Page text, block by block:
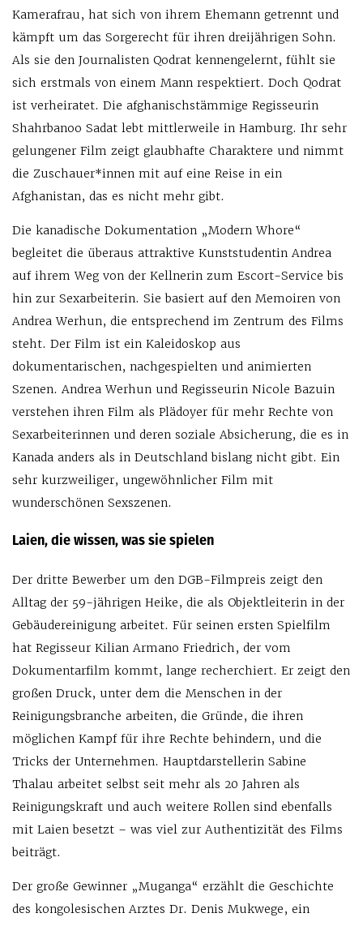
Kamerafrau, hat sich von ihrem Ehemann getrennt und
kämpft um das Sorgerecht für ihren dreijährigen Sohn.
Als sie den Journalisten Qodrat kennengelernt, fühlt sie
sich erstmals von einem Mann respektiert. Doch Qodrat
ist verheiratet. Die afghanischstämmige Regisseurin
Shahrbanoo Sadat lebt mittlerweile in Hamburg. Ihr sehr
gelungener Film zeigt glaubhafte Charaktere und nimmt
die Zuschauer*innen mit auf eine Reise in ein
Afghanistan, das es nicht mehr gibt.
Die kanadische Dokumentation „Modern Whore“
begleitet die überaus attraktive Kunststudentin Andrea
auf ihrem Weg von der Kellnerin zum Escort-Service bis
hin zur Sexarbeiterin. Sie basiert auf den Memoiren von
Andrea Werhun, die entsprechend im Zentrum des Films
steht. Der Film ist ein Kaleidoskop aus
dokumentarischen, nachgespielten und animierten
Szenen. Andrea Werhun und Regisseurin Nicole Bazuin
verstehen ihren Film als Plädoyer für mehr Rechte von
Sexarbeiterinnen und deren soziale Absicherung, die es in
Kanada anders als in Deutschland bislang nicht gibt. Ein
sehr kurzweiliger, ungewöhnlicher Film mit
wunderschönen Sexszenen.
Laien, die wissen, was sie spielen
Der dritte Bewerber um den DGB-Filmpreis zeigt den
Alltag der 59-jährigen Heike, die als Objektleiterin in der
Gebäudereinigung arbeitet. Für seinen ersten Spielfilm
hat Regisseur Kilian Armano Friedrich, der vom
Dokumentarfilm kommt, lange recherchiert. Er zeigt den
großen Druck, unter dem die Menschen in der
Reinigungsbranche arbeiten, die Gründe, die ihren
möglichen Kampf für ihre Rechte behindern, und die
Tricks der Unternehmen. Hauptdarstellerin Sabine
Thalau arbeitet selbst seit mehr als 20 Jahren als
Reinigungskraft und auch weitere Rollen sind ebenfalls
mit Laien besetzt – was viel zur Authentizität des Films
beiträgt.
Der große Gewinner „Muganga“ erzählt die Geschichte
des kongolesischen Arztes Dr. Denis Mukwege, ein